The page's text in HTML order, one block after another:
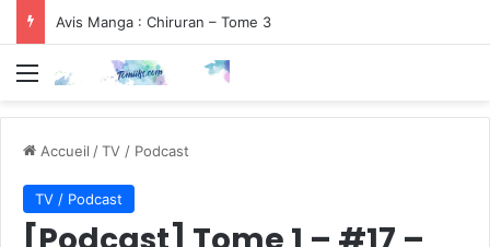
Avis Manga : Chiruran – Tome 3
Menu
Accueil /TV / Podcast
TV / Podcast